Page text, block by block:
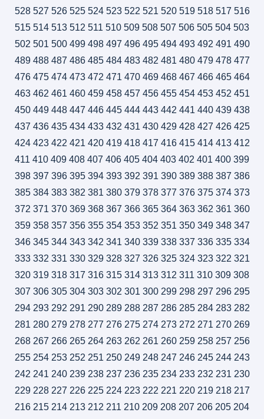
528 527 526 525 524 523 522 521 520 519 518 517 516
515 514 513 512 511 510 509 508 507 506 505 504 503
502 501 500 499 498 497 496 495 494 493 492 491 490
489 488 487 486 485 484 483 482 481 480 479 478 477
476 475 474 473 472 471 470 469 468 467 466 465 464
463 462 461 460 459 458 457 456 455 454 453 452 451
450 449 448 447 446 445 444 443 442 441 440 439 438
437 436 435 434 433 432 431 430 429 428 427 426 425
424 423 422 421 420 419 418 417 416 415 414 413 412
411 410 409 408 407 406 405 404 403 402 401 400 399
398 397 396 395 394 393 392 391 390 389 388 387 386
385 384 383 382 381 380 379 378 377 376 375 374 373
372 371 370 369 368 367 366 365 364 363 362 361 360
359 358 357 356 355 354 353 352 351 350 349 348 347
346 345 344 343 342 341 340 339 338 337 336 335 334
333 332 331 330 329 328 327 326 325 324 323 322 321
320 319 318 317 316 315 314 313 312 311 310 309 308
307 306 305 304 303 302 301 300 299 298 297 296 295
294 293 292 291 290 289 288 287 286 285 284 283 282
281 280 279 278 277 276 275 274 273 272 271 270 269
268 267 266 265 264 263 262 261 260 259 258 257 256
255 254 253 252 251 250 249 248 247 246 245 244 243
242 241 240 239 238 237 236 235 234 233 232 231 230
229 228 227 226 225 224 223 222 221 220 219 218 217
216 215 214 213 212 211 210 209 208 207 206 205 204